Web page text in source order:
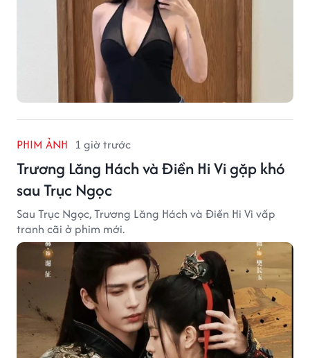
PHIM ẢNH 1 giờ trước
Trương Lăng Hách và Điền Hi Vi gặp khó
sau Trục Ngọc
Sau Trục Ngọc, Trương Lăng Hách và Điền Hi Vi vấp
tranh cãi ở phim mới.